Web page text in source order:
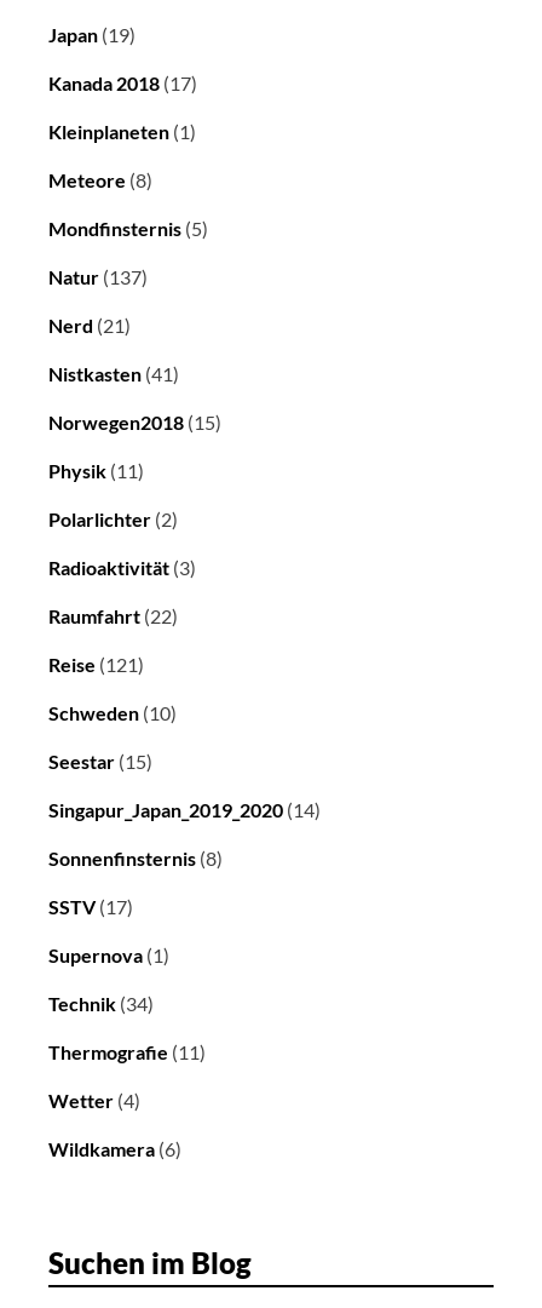
Japan (19)
Kanada 2018 (17)
Kleinplaneten (1)
Meteore (8)
Mondfinsternis (5)
Natur (137)
Nerd (21)
Nistkasten (41)
Norwegen2018 (15)
Physik (11)
Polarlichter (2)
Radioaktivität (3)
Raumfahrt (22)
Reise (121)
Schweden (10)
Seestar (15)
Singapur_Japan_2019_2020 (14)
Sonnenfinsternis (8)
SSTV(17)
Supernova (1)
Technik (34)
Thermografie (11)
Wetter (4)
Wildkamera (6)
Suchen im Blog